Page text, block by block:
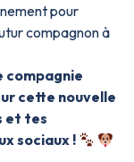
pour
compagnon à
compagnie
cette nouvelle
et tes
sociaux !